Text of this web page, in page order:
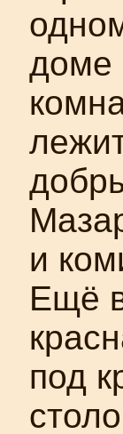
доме
и
Ещё
под